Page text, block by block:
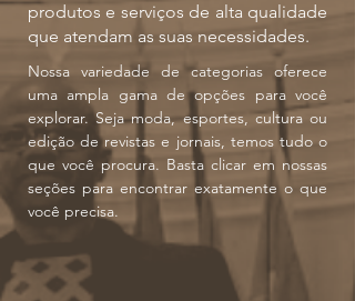
produtos e serviços de alta qualidade
que atendam as suas necessidades.
Nossa variedade de categorias oferece
uma ampla gama de opções para você
explorar. Seja moda, esportes, cultura ou
edição de revistas e jornais, temos tudo o
que você procura. Basta clicar em nossas
seções para encontrar exatamente o que
você precisa.